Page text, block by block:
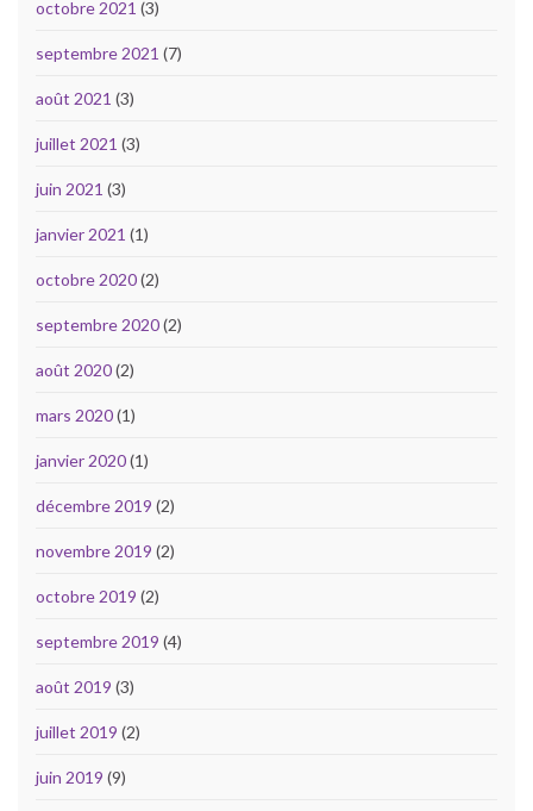
octobre 2021 (3)
septembre 2021 (7)
août 2021 (3)
juillet 2021 (3)
juin 2021 (3)
janvier 2021 (1)
octobre 2020(2)
septembre 2020(2)
août 2020(2)
mars 2020(1)
janvier 2020(1)
décembre 2019 (2)
novembre 2019 (2)
octobre 2019 (2)
septembre 2019 (4)
août 2019 (3)
juillet 2019 (2)
juin 2019 (9)